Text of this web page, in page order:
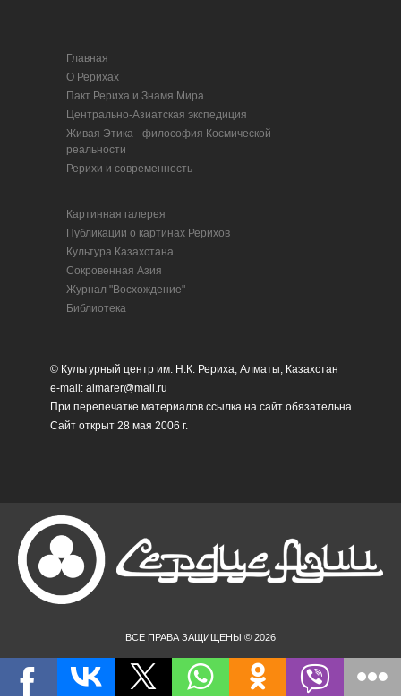
Главная
О Рерихах
Пакт Рериха и Знамя Мира
Центрально-Азиатская экспедиция
Живая Этика - философия Космической
реальности
Рерихи и современность
Картинная галерея
Публикации о картинах Рерихов
Культура Казахстана
Сокровенная Азия
Журнал "Восхождение"
Библиотека
© Культурный центр им. Н.К. Рериха, Алматы, Казахстан
e-mail: almarer@mail.ru
При перепечатке материалов ссылка на сайт обязательна
Сайт открыт 28 мая 2006 г.
ВСЕ ПРАВА ЗАЩИЩЕНЫ © 2026